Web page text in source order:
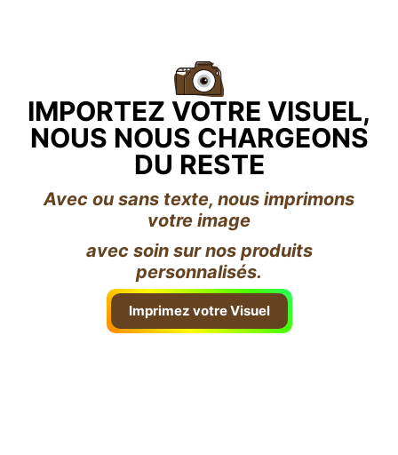
IMPORTEZ VOTRE VISUEL,
NOUS NOUS CHARGEONS
DU RESTE
Avec ou sans texte, nous imprimons
votre image
avec soin sur nos produits
personnalisés.
Imprimez votre Visuel